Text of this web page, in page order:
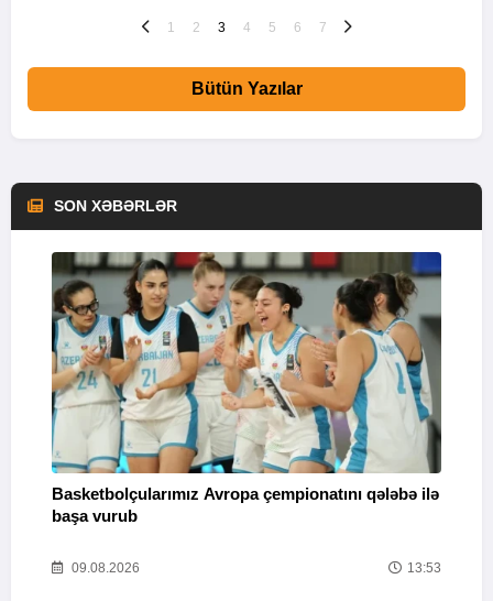
1 2 3 4 5 6 7
Bütün Yazılar
SON XƏBƏRLƏR
Basketbolçularımız Avropa çempionatını qələbə ilə
başa vurub
09.08.2026 13:53